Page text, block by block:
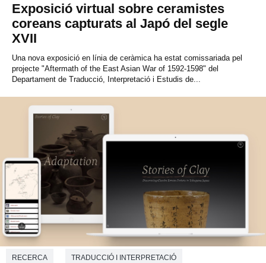
Exposició virtual sobre ceramistes
coreans capturats al Japó del segle
XVII
Una nova exposició en línia de ceràmica ha estat comissariada pel
projecte "Aftermath of the East Asian War of 1592-1598" del
Departament de Traducció, Interpretació i Estudis de...
RECERCA TRADUCCIÓ I INTERPRETACIÓ